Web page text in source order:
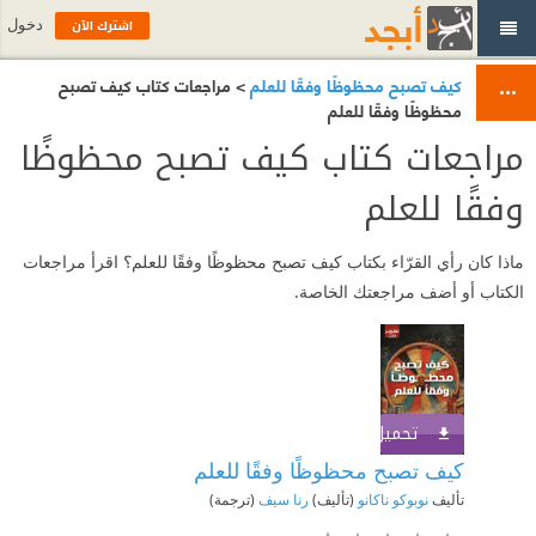
كيف تصبح محظوظًا وفقًا للعلم> مراجعات كتاب كيف تصبح
محظوظًا وفقًا للعلم
مراجعات كتاب كيف تصبح محظوظًا
وفقًا للعلم
ماذا كان رأي القرّاء بكتاب كيف تصبح محظوظًا وفقًا للعلم؟ اقرأ مراجعات
الكتاب أو أضف مراجعتك الخاصة.
تحميل الكتاب
كيف تصبح محظوظًا وفقًا للعلم
تأليفنوبوكو ناكانو (تأليف) رنا سيف (ترجمة)
اشترك الآن دخول